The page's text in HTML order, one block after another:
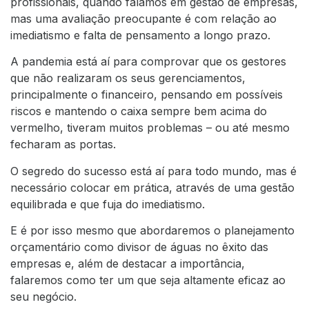
mas uma avaliação preocupante é com relação ao
imediatismo e falta de pensamento a longo prazo.
A pandemia está aí para comprovar que os gestores
que não realizaram os seus gerenciamentos,
principalmente o financeiro, pensando em possíveis
riscos e mantendo o caixa sempre bem acima do
vermelho, tiveram muitos problemas – ou até mesmo
fecharam as portas.
O segredo do sucesso está aí para todo mundo, mas é
necessário colocar em prática, através de uma gestão
equilibrada e que fuja do imediatismo.
E é por isso mesmo que abordaremos o planejamento
orçamentário como divisor de águas no êxito das
empresas e, além de destacar a importância,
falaremos como ter um que seja altamente eficaz ao
seu negócio.